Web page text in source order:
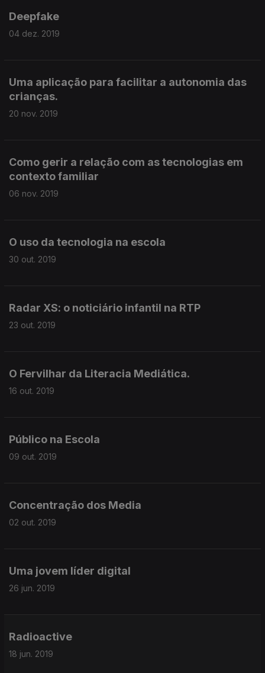
Deepfake
04 dez. 2019
Uma aplicação para facilitar a autonomia das
crianças.
20 nov. 2019
Como gerir a relação com as tecnologias em
contexto familiar
06 nov. 2019
O uso da tecnologia na escola
30 out. 2019
Radar XS: o noticiário infantil na RTP
23 out. 2019
O Fervilhar da Literacia Mediática.
16 out. 2019
Público na Escola
09 out. 2019
Concentração dos Media
02 out. 2019
Uma jovem líder digital
26 jun. 2019
Radioactive
18 jun. 2019